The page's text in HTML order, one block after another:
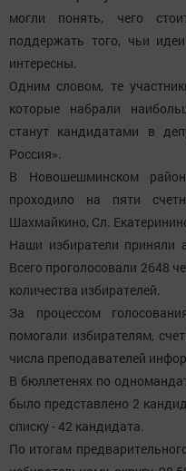
могли понять, чего
поддержать того, чьи
интересны.
Одним словом, те
которые набрали
станут кандидатами в
Россия».
В Новошешминском
проходило на пяти
Шахмайкино, Сл.
Наши избиратели приняли
Всего проголосовали 2648
количества избирателей.
За процессом
помогали избирателям,
числа преподавателей
В бюллетенях по
было представлено 2
списку - 42 кандидата.
По итогам